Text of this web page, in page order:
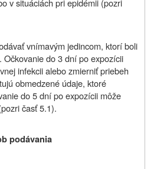
v situáciách pri epidémii (pozri
vnímavým jedincom, ktorí boli
do 3 dní po expozícii
infekcii alebo zmierniť priebeh
obmedzené údaje, ktoré
do 5 dní po expozícii môže
časť 5.1).
podávania